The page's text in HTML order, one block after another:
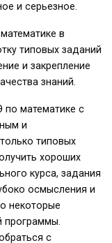
и серьезное.
в
типовых заданий
и закрепление
знаний.
по математике с
и
типовых
хороших
курса, задания
осмысления и
некоторые
программы.
с